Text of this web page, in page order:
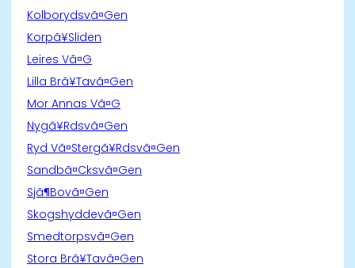
Kolborydsvã¤Gen
Korpã¥Sliden
Leires Vã¤G
Lilla Brã¥Tavã¤Gen
Mor Annas Vã¤G
Nygã¥Rdsvã¤Gen
Ryd Vã¤Stergã¥Rdsvã¤Gen
Sandbã¤Cksvã¤Gen
Sjã¶Bovã¤Gen
Skogshyddevã¤Gen
Smedtorpsvã¤Gen
Stora Brã¥Tavã¤Gen